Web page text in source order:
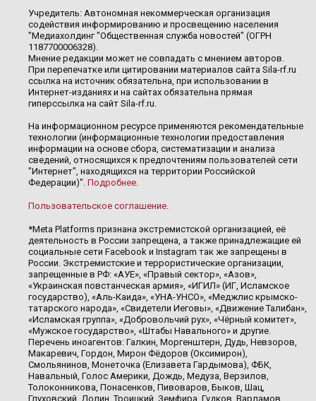
Учредитель: Автономная некоммерческая организация
содействия информированию и просвещению населения
"Медиахолдинг "Общественная служба новостей" (ОГРН
1187700006328).
Мнение редакции может не совпадать с мнением авторов.
При перепечатке или цитировании материалов сайта Sila-rf.ru
ссылка на источник обязательна, при использовании в
Интернет-изданиях и на сайтах обязательна прямая
гиперссылка на сайт Sila-rf.ru.
На информационном ресурсе применяются рекомендательные
технологии (информационные технологии предоставления
информации на основе сбора, систематизации и анализа
сведений, относящихся к предпочтениям пользователей сети
"Интернет", находящихся на территории Российской
Федерации)". Подробнее.
Пользовательское соглашение.
*Meta Platforms признана экстремистской организацией, её
деятельность в России запрещена, а также принадлежащие ей
социальные сети Facebook и Instagram так же запрещены в
России. Экстремистские и террористические организации,
запрещенные в РФ: «АУЕ», «Правый сектор», «Азов»,
«Украинская повстанческая армия», «ИГИЛ» (ИГ, Исламское
государство), «Аль-Каида», «УНА-УНСО», «Меджлис крымско-
татарского народа», «Свидетели Иеговы», «Движение Талибан»,
«Исламская группа», «Добровольчий рух», «Чёрный комитет»,
«Мужское государство», «Штабы Навального» и другие.
Перечень иноагентов: Галкин, Моргенштерн, Дудь, Невзоров,
Макаревич, Гордон, Мирон Фёдоров (Оксимирон),
Смольянинов, Монеточка (Елизавета Гардымова), ФБК,
Навальный, Голос Америки, Дождь, Медуза, Верзилов,
Толоконникова, Понасенков, Пивоваров, Быков, Шац,
Глуховский, Долин, Троицкий, Земфира, Гудков, Варламов,